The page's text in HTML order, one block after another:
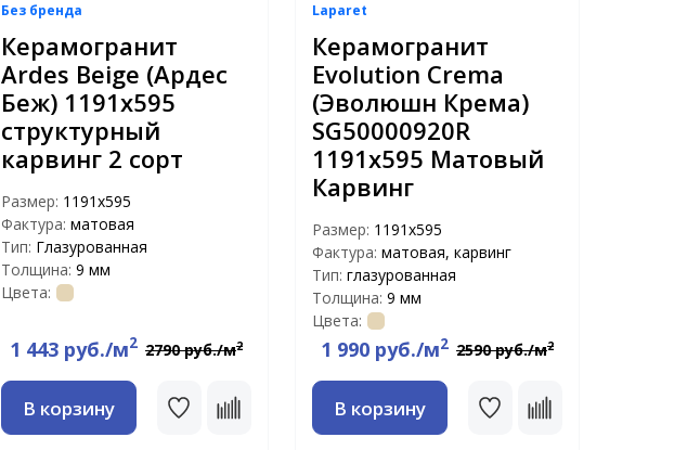
Без бренда
Керамогранит
Ardes Beige (Ардес
Беж) 1191х595
структурный
карвинг 2 сорт
Размер: 1191x595
Фактура: матовая
Тип: Глазурованная
Толщина: 9 мм
Цвета:
1 443 руб./м2 2790 руб./м2
В корзину
Laparet
Керамогранит
Evolution Crema
(Эволюшн Крема)
SG50000920R
1191x595 Матовый
Карвинг
Размер: 1191x595
Фактура: матовая, карвинг
Тип: глазурованная
Толщина: 9 мм
Цвета:
1 990 руб./м2 2590 руб./м2
В корзину